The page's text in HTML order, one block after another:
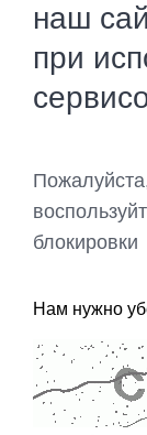
наш
при
блокировки
Нам нужно